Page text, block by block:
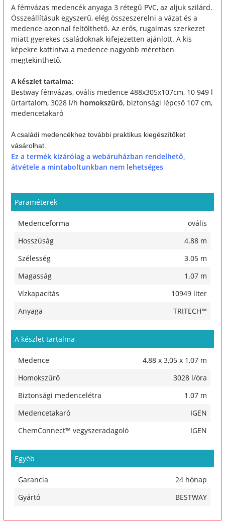
A fémvázas medencék anyaga 3 rétegű PVC, az aljuk szilárd.
Összeállításuk egyszerű, elég összeszerelni a vázat és a
medence azonnal feltölthető. Az erős, rugalmas szerkezet
miatt gyerekes családoknak kifejezetten ajánlott. A kis
képekre kattintva a medence nagyobb méretben
megtekinthető.
A készlet tartalma:
Bestway fémvázas, ovális medence 488x305x107cm, 10 949 l
űrtartalom, 3028 l/h homokszűrő, biztonsági lépcső 107 cm,
medencetakaró
A családi medencékhez további praktikus kiegészítőket
vásárolhat.
Ez a termék kizárólag a webáruházban rendelhető,
átvétele a mintaboltunkban nem lehetséges
Paraméterek
Medenceforma
ovális
Hosszúság
4.88 m
Szélesség
3.05 m
Magasság
1.07 m
Vízkapacitás
10949 liter
Anyaga
TRITECH™
A készlet tartalma
Medence
4,88 x 3,05 x 1,07 m
Homokszűrő
3028 l/óra
Biztonsági medencelétra
1.07 m
Medencetakaró
IGEN
ChemConnect™ vegyszeradagoló
IGEN
Egyéb
Garancia
24 hónap
Gyártó
BESTWAY